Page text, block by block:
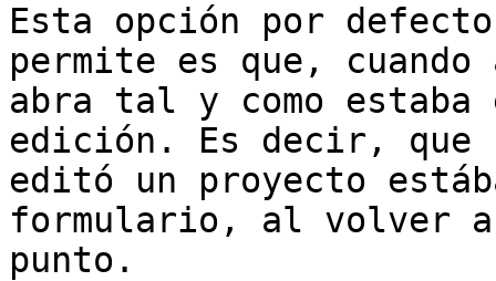
Esta opción por
permite es que, cuando
abra tal y como estaba
edición. Es decir,
editó un proyecto
formulario, al volver
punto.